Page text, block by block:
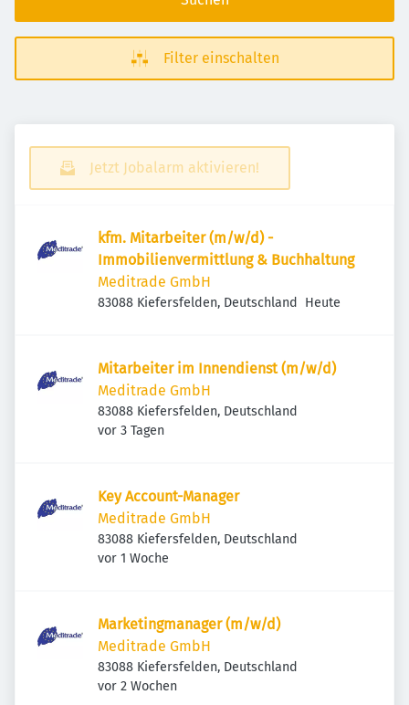
Filter einschalten
Jetzt Jobalarm aktivieren!
kfm. Mitarbeiter (m/w/d) -
Immobilienvermittlung & Buchhaltung
Meditrade GmbH
83088 Kiefersfelden, Deutschland Veröffentlicht
Heute
Mitarbeiter im Innendienst (m/w/d)
Meditrade GmbH
83088 Kiefersfelden, Deutschland
Veröffentlicht
vor 3 Tagen
Key Account-Manager
Meditrade GmbH
83088 Kiefersfelden, Deutschland
Veröffentlicht
vor 1 Woche
Marketingmanager (m/w/d)
Meditrade GmbH
83088 Kiefersfelden, Deutschland
Veröffentlicht
vor 2 Wochen